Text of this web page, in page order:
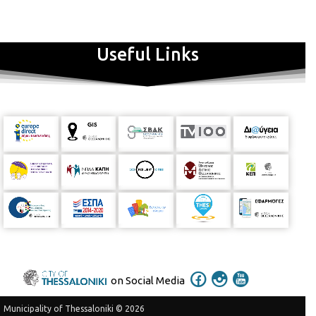
Useful Links
on Social Media
Municipality of Thessaloniki © 2026